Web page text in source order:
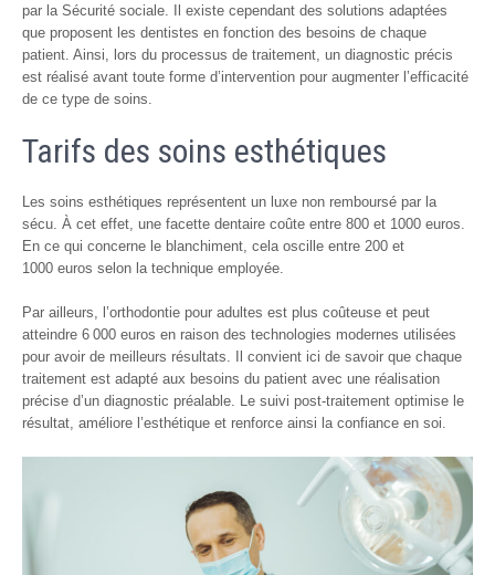
par la Sécurité sociale. Il existe cependant des solutions adaptées
que proposent les dentistes en fonction des besoins de chaque
patient. Ainsi, lors du processus de traitement, un diagnostic précis
est réalisé avant toute forme d’intervention pour augmenter l’efficacité
de ce type de soins.
Tarifs des soins esthétiques
Les soins esthétiques représentent un luxe non remboursé par la
sécu. À cet effet, une facette dentaire coûte entre 800 et 1000 euros.
En ce qui concerne le blanchiment, cela oscille entre 200 et
1000 euros selon la technique employée.
Par ailleurs, l’orthodontie pour adultes est plus coûteuse et peut
atteindre 6 000 euros en raison des technologies modernes utilisées
pour avoir de meilleurs résultats. Il convient ici de savoir que chaque
traitement est adapté aux besoins du patient avec une réalisation
précise d’un diagnostic préalable. Le suivi post-traitement optimise le
résultat, améliore l’esthétique et renforce ainsi la confiance en soi.